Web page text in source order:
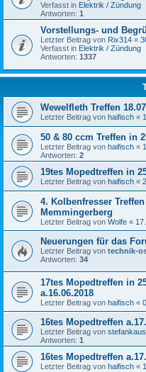
Verfasst in Elektrik / Zündung
Antworten: 1
Vorstellungs- und
Letzter Beitrag von Rix314 «
Verfasst in Elektrik / Zündung
Antworten: 1337
Wewelfleth Treffen
Letzter Beitrag von haifisch «
50 & 80 ccm Treffen in
Letzter Beitrag von haifisch «
Antworten: 2
19tes Mopedtreffen in
Letzter Beitrag von haifisch «
4. Kolbenfresser
Memmingerberg
Letzter Beitrag von Wolfe «
Neuerungen für das
Letzter Beitrag von technik-
Antworten: 34
17tes Mopedtreffen in
a.16.06.2018
Letzter Beitrag von haifisch «
16tes Mopedtreffen
Letzter Beitrag von
Antworten: 1
16tes Mopedtreffen
Letzter Beitrag von haifisch «